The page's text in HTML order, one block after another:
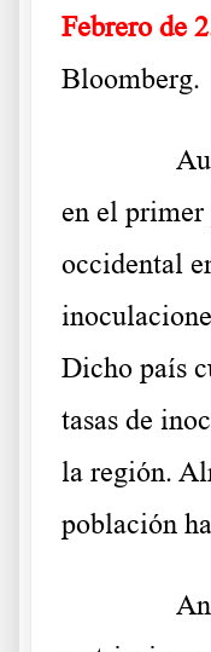
Febrero de
Bloomberg.
en el primer
occidental
Dicho país
tasas de
la región.
población